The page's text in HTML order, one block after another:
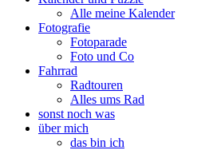
Alle meine Kalender
Fotografie
Fotoparade
Foto und Co
Fahrrad
Radtouren
Alles ums Rad
sonst noch was
über mich
das bin ich